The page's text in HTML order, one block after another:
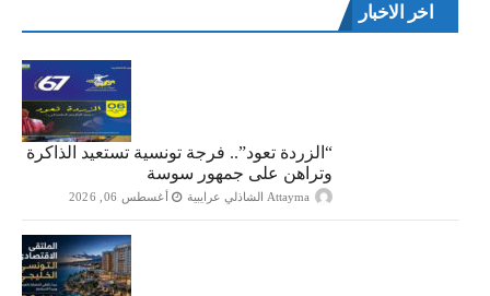
اخر الاخبار
“الزردة تعود”.. فرجة تونسية تستعيد الذاكرة
وتراهن على جمهور سوسة
Attayma الشاذلي عرايبية أغسطس 06, 2026